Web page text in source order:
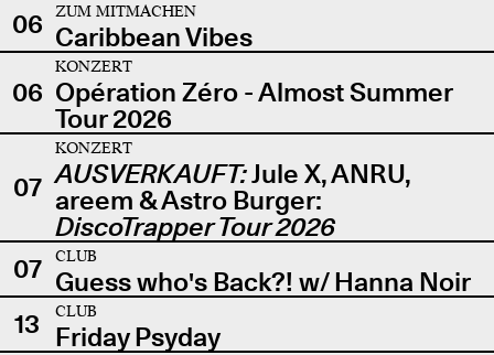
06
ZUM MITMACHEN
Caribbean Vibes
06
KONZERT
Opération Zéro - Almost Summer
Tour 2026
07
KONZERT
AUSVERKAUFT:Jule X, ANRU,
areem & Astro Burger:
DiscoTrapper Tour 2026
07
CLUB
Guess who's Back?! w/ Hanna Noir
13
CLUB
Friday Psyday